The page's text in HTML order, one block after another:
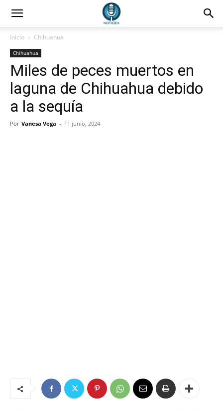
Inicio Chihuahua
Chihuahua
Miles de peces muertos en
laguna de Chihuahua debido
a la sequía
Por Vanesa Vega - 11 junio, 2024